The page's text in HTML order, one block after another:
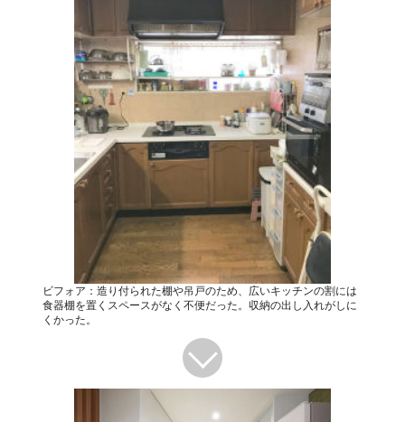
ビフォア：造り付られた棚や吊戸のため、広いキッチンの割には
食器棚を置くスペースがなく不便だった。収納の出し入れがしに
くかった。